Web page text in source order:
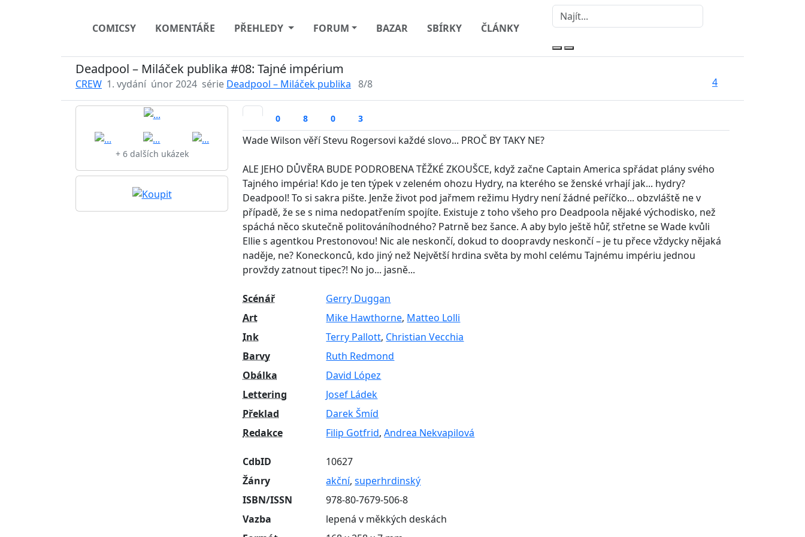
COMICSY KOMENTÁŘE PŘEHLEDY FORUM BAZAR SBÍRKY ČLÁNKY
Deadpool – Miláček publika #08: Tajné impérium
CREW 1. vydání únor 2024 série Deadpool – Miláček publika 8/8 4
+ 6 dalších ukázek
0 8 0 3
Wade Wilson věří Stevu Rogersovi každé slovo... PROČ BY TAKY NE?
ALE JEHO DŮVĚRA BUDE PODROBENA TĚŽKÉ ZKOUŠCE, když začne Captain America spřádat plány svého
Tajného impéria! Kdo je ten týpek v zeleném ohozu Hydry, na kterého se ženské vrhají jak... hydry?
Deadpool! To si sakra pište. Jenže život pod jařmem režimu Hydry není žádné peříčko... obzvláště ne v
případě, že se s nima nedopatřením spojíte. Existuje z toho všeho pro Deadpoola nějaké východisko, než
spáchá něco skutečně politováníhodného? Patrně bez šance. A aby bylo ještě hůř, střetne se Wade kvůli
Ellie s agentkou Prestonovou! Nic ale neskončí, dokud to doopravdy neskončí – je tu přece vždycky nějaká
naděje, ne? Koneckonců, kdo jiný než Největší hrdina světa by mohl celému Tajnému impériu jednou
provždy zatnout tipec?! No jo... jasně...
Scénář
Gerry Duggan
Art
Mike Hawthorne, Matteo Lolli
Ink
Terry Pallott, Christian Vecchia
Barvy
Ruth Redmond
Obálka
David López
Lettering
Josef Ládek
Překlad
Darek Šmíd
Redakce
Filip Gotfrid,Andrea Nekvapilová
CdbID
10627
Žánry
akční,superhrdinský
ISBN/ISSN
978-80-7679-506-8
Vazba
lepená v měkkých deskách